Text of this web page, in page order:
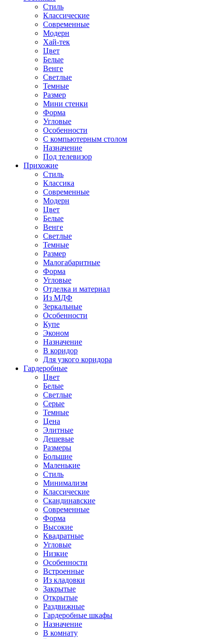
Стиль
Классические
Современные
Модерн
Хай-тек
Цвет
Белые
Венге
Светлые
Темные
Размер
Мини стенки
Форма
Угловые
Особенности
С компьютерным столом
Назначение
Под телевизор
Прихожие
Стиль
Классика
Современные
Модерн
Цвет
Белые
Венге
Светлые
Темные
Размер
Малогабаритные
Форма
Угловые
Отделка и материал
Из МДФ
Зеркальные
Особенности
Купе
Эконом
Назначение
В коридор
Для узкого коридора
Гардеробные
Цвет
Белые
Светлые
Серые
Темные
Цена
Элитные
Дешевые
Размеры
Большие
Маленькие
Стиль
Минимализм
Классические
Скандинавские
Современные
Форма
Высокие
Квадратные
Угловые
Низкие
Особенности
Встроенные
Из кладовки
Закрытые
Открытые
Раздвижные
Гардеробные шкафы
Назначение
В комнату